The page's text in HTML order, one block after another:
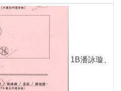
1B潘詠璇、